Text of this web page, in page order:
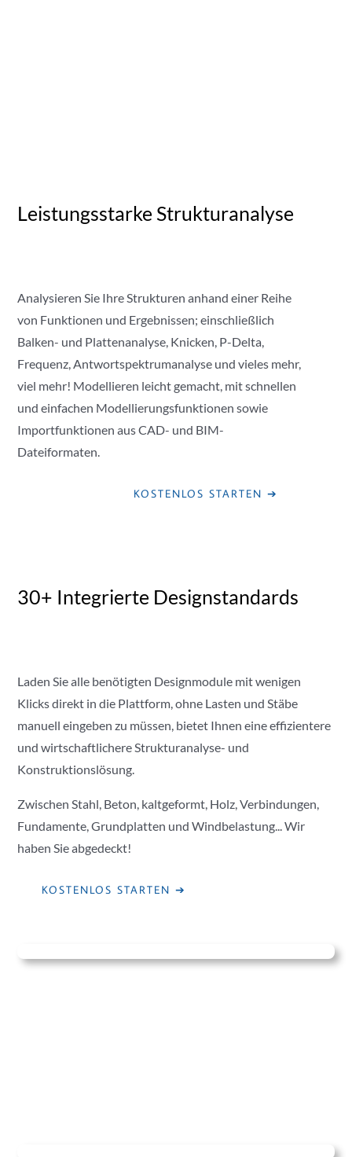
Leistungsstarke Strukturanalyse
Analysieren Sie Ihre Strukturen anhand einer Reihe
von Funktionen und Ergebnissen; einschließlich
Balken- und Plattenanalyse, Knicken, P-Delta,
Frequenz, Antwortspektrumanalyse und vieles mehr,
viel mehr! Modellieren leicht gemacht, mit schnellen
und einfachen Modellierungsfunktionen sowie
Importfunktionen aus CAD- und BIM-
Dateiformaten.
KOSTENLOS STARTEN ➔
30+ Integrierte Designstandards
Laden Sie alle benötigten Designmodule mit wenigen
Klicks direkt in die Plattform, ohne Lasten und Stäbe
manuell eingeben zu müssen, bietet Ihnen eine effizientere
und wirtschaftlichere Strukturanalyse- und
Konstruktionslösung.
Zwischen Stahl, Beton, kaltgeformt, Holz, Verbindungen,
Fundamente, Grundplatten und Windbelastung... Wir
haben Sie abgedeckt!
KOSTENLOS STARTEN ➔